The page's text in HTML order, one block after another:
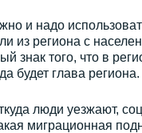
и надо
из региона с
знак того, что в
будет глава региона.
люди уезжают,
миграционная